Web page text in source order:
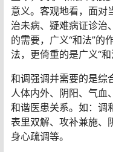
意义。客观地看，面对
治未病、疑难病证诊治
的需要，广义“和法”的
法，更倚重的是广义“和
和调强调并需要的是综
人体内外、阴阳、气血
和谐医患关系。如：调
表里双解、攻补兼施、
身心疏调等。